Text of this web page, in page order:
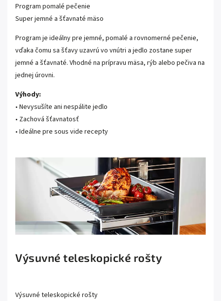
Program pomalé pečenie
Super jemné a šťavnaté mäso
Program je ideálny pre jemné, pomalé a rovnomerné pečenie,
vďaka čomu sa šťavy uzavrú vo vnútri a jedlo zostane super
jemné a šťavnaté. Vhodné na prípravu mäsa, rýb alebo pečiva na
jednej úrovni.
Výhody:
• Nevysušíte ani nespálite jedlo
• Zachová šťavnatosť
• Ideálne pre sous vide recepty
Výsuvné teleskopické rošty
Výsuvné teleskopické rošty